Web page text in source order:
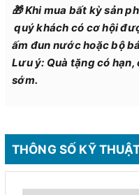
🎁 Khi mua bất kỳ sản
quý khách có cơ hội
ấm đun nước hoặc bộ
Lưu ý: Quà tặng có
sớm.
THÔNG SỐ KỸ